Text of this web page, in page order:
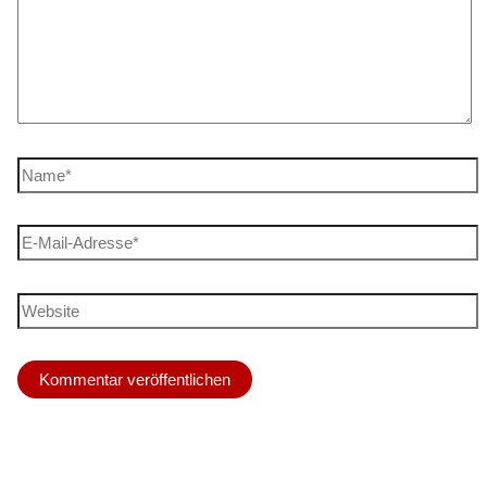
Name*
E-
Adresse*
Website